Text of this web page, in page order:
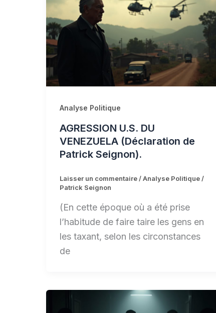
Analyse Politique
AGRESSION U.S. DU
VENEZUELA (Déclaration de
Patrick Seignon).
Laisser un commentaire /Analyse Politique /
Patrick Seignon
(En cette époque où a été prise
l’habitude de faire taire les gens en
les taxant, selon les circonstances
de